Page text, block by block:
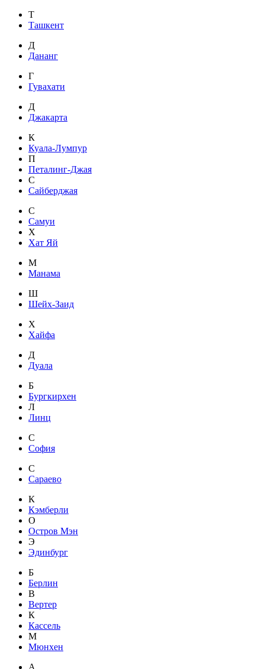
Т
Ташкент
Д
Дананг
Г
Гувахати
Д
Джакарта
К
Куала-Лумпур
П
Петалинг-Джая
С
Сайберджая
С
Самуи
Х
Хат Яй
М
Манама
Ш
Шейх-Заид
Х
Хайфа
Д
Дуала
Б
Бургкирхен
Л
Линц
С
София
С
Сараево
К
Кэмберли
О
Остров Мэн
Э
Эдинбург
Б
Берлин
В
Вертер
К
Кассель
М
Мюнхен
А